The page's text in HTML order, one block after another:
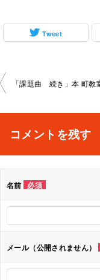
Tweet
投
ビ
シ
ョ
ン
コメントを残す
名前 必須
メール（公開されません）